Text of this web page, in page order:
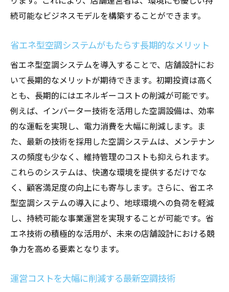
続可能なビジネスモデルを構築することができます。
省エネ型空調システムがもたらす長期的なメリット
省エネ型空調システムを導入することで、店舗設計にお
いて長期的なメリットが期待できます。初期投資は高く
とも、長期的にはエネルギーコストの削減が可能です。
例えば、インバーター技術を活用した空調設備は、効率
的な運転を実現し、電力消費を大幅に削減します。ま
た、最新の技術を採用した空調システムは、メンテナン
スの頻度も少なく、維持管理のコストも抑えられます。
これらのシステムは、快適な環境を提供するだけでな
く、顧客満足度の向上にも寄与します。さらに、省エネ
型空調システムの導入により、地球環境への負荷を軽減
し、持続可能な事業運営を実現することが可能です。省
エネ技術の積極的な活用が、未来の店舗設計における競
争力を高める要素となります。
運営コストを大幅に削減する最新空調技術